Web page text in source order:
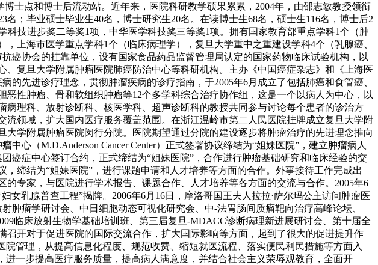
士点和博士后流动站。近年来，医院科研教学硕果累累，2004年，由邵志敏教授领衔
；毕业硕士毕业生40名，博士研究生20名。在读博士生68名，硕士生116名，博士后2
技进步奖二等奖1项，中华医学科技奖三等奖1项。拥有国家教育部重点学科1个（肿
上海市医学重点学科1个（临床病理学），复旦大学重中之重建设学科4个（乳腺癌、
癌协会的挂靠单位，设有国家食品药品监督管理局认定的国家药物临床试验机构，以
复旦大学附属肿瘤医院肺癌防治中心等科研机构。主办《中国癌症杂志》和《上海医
先进诊疗理念，贯彻肿瘤疾病的诊疗指南，于2005年6月成立了包括肺癌和食管癌、
性肿瘤、骨和软组织肿瘤等12个多学科综合治疗协作组，这是一个以病人为中心，以
理科、放射诊断科、核医学科、超声诊断科的教授共同参与讨论每个患者的诊治方
领域，扩大国内医疗服务覆盖范围。在浙江温岭市第二人民医院挂牌成立复旦大学附
学附属肿瘤医院闵行分院。医院期望通过分院的建设逐步将肿瘤治疗的先进理念推向
心（M.D.Anderson Cancer Center）正式签署协议缔结为“姐妹医院”，建立肿瘤病人
癌症中心签订合约，正式缔结为“姐妹医院”，合作进行肿瘤基础研究和临床经验的交
，缔结为“姐妹医院”，进行课题申请和人才培养等方面的合作。外事接待工作完成出
专家，与医院进行学术报告、课题合作、人才培养等各方面的交流与合作。2005年6
乳腺普查工程”揭牌。2006年6月16日，摩洛哥国王夫人拉拉·萨尔玛公主访问肿瘤医
肿瘤学研讨会、中日细胞动态可视化研究会、中-法胃肠间质瘤靶向治疗高峰论坛、
临床放射生物学基础培训班、第三届复旦-MDACC诊断病理新进展研讨会、第十届全
开对于促进医院的国际交流合作，扩大国际影响等方面，起到了很大的促进提升作
管理，从提高信息化程度、规范收费、缩短就医流程、落实便民利民措施等方面入
一步提高医疗服务质量，提高病人满意度，并结合社会主义荣辱观教育，全面开